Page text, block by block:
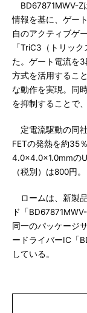
BD67871MWV-Z
情報を基に、ゲー
自のアクティブゲ
「TriC3（トリッ
た。ゲート電流を
方式を活用するこ
な動作を実現。同
を抑制することで
定電流駆動の同
FETの発熱を約35
4.0×4.0×1.0mmの
（税別）は800円。
ロームは、新製
ド「
同一のパッケージ
ードライバーIC「
している。